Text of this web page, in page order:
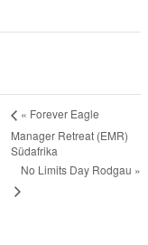
« Forever Eagle
Manager Retreat (EMR)
Südafrika
No Limits Day Rodgau »